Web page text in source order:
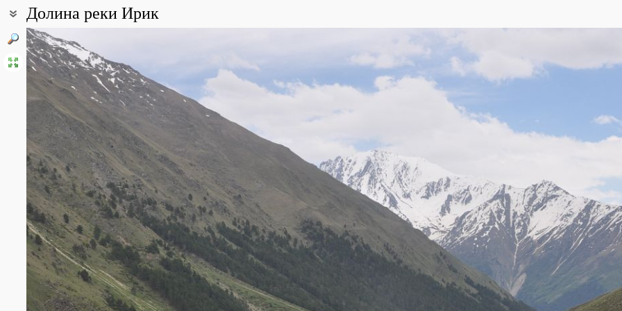
Долина реки Ирик
Координаты:
43° 17′ 24″ с.ш., 42° 35′ 52″ в.д. (смотреть на картах
Все фотографии(59) Фото растений и лишайников